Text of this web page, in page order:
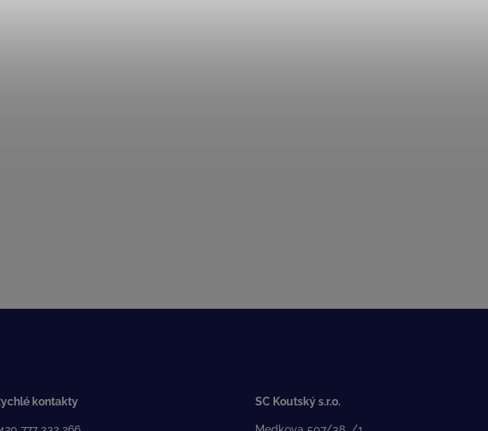
kontakty SC Koutský s.r.o.